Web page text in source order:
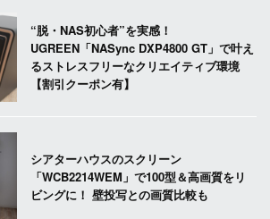
“脱・NAS初心者”を実感！
UGREEN「NASync DXP4800 GT」で叶え
るストレスフリーなクリエイティブ環境
【割引クーポン有】
シアターハウスのスクリーン
「WCB2214WEM」で100型＆高画質をリ
ビングに！ 壁投写との画質比較も